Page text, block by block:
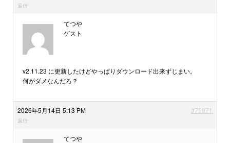
返信
てつや
ゲスト
v2.11.23 に更新したけどやっぱりダウンロード出来ずじまい。
何がダメなんだろ？
2026年5月14日 5:13 PM #75971
返信
てつや